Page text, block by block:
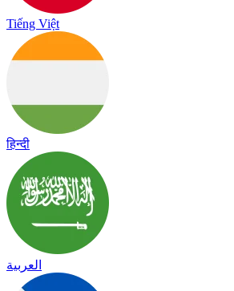
Tiếng Việt
हिन्दी
العربية